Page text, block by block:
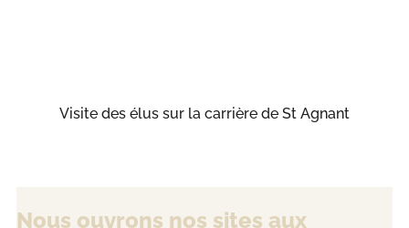
Visite des élus sur la carrière de St Agnant
Nous ouvrons nos sites aux